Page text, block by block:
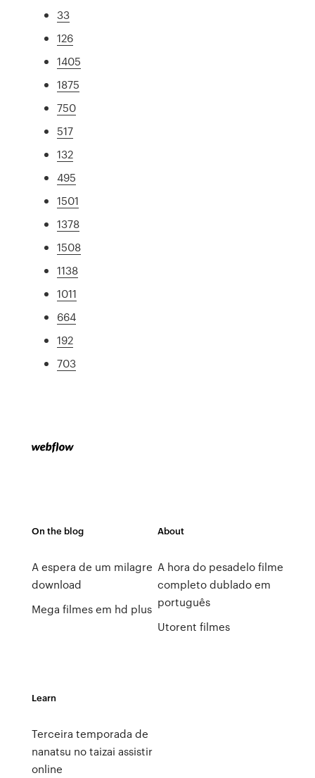
33
126
1405
1875
750
517
132
495
1501
1378
1508
1138
1011
664
192
703
On the blog
A espera de um milagre
download
Mega filmes em hd plus
About
A hora do pesadelo filme
completo dublado em
português
Utorent filmes
Learn
Terceira temporada de
nanatsu no taizai assistir
online